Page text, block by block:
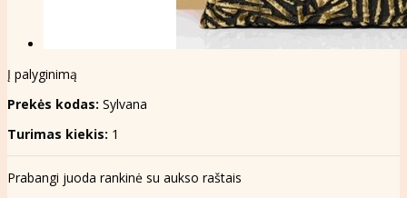
Į palyginimą
Prekės kodas: Sylvana
Turimas kiekis: 1
Prabangi juoda rankinė su aukso raštais